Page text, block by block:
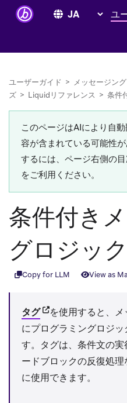
ユ
ユーザーガイド > メッセージング
ズ > Liquidリファレンス > 条件
このページはAIにより自
容が含まれている可能性
するには、ページ右側の
をご利用ください。
条件付き
グロジック
Copy for LLM View as
タグ(opens in new tab)
を使用すると、
にプログラミングロジ
す。タグは、条件文の
ードブロックの反復処
に使用できます。